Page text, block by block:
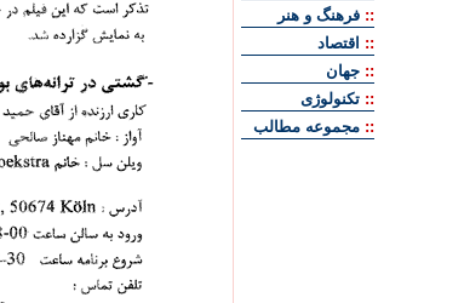
:: فرهنگ و هنر
:: اقتصاد
:: جهان
:: تکنولوژی
:: مجموعه مطالب